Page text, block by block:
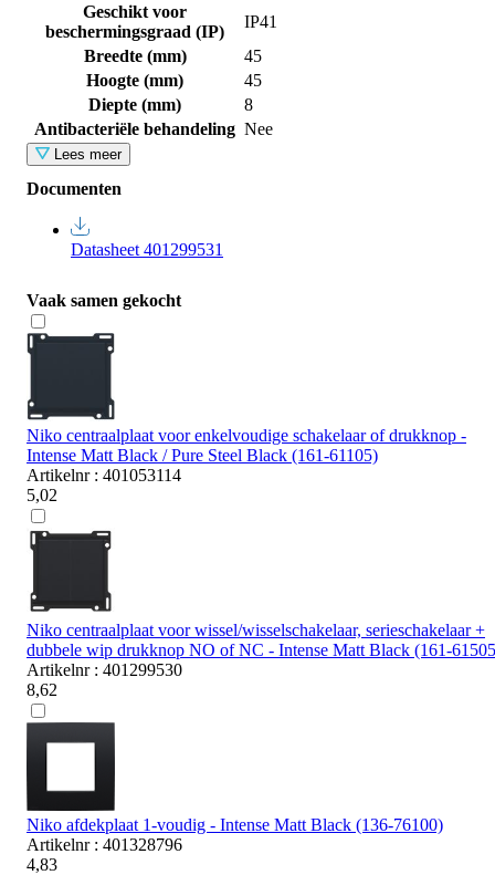
Geschikt voor
beschermingsgraad (IP)
IP41
Breedte (mm)
45
Hoogte (mm)
45
Diepte (mm)
8
Antibacteriële behandeling Nee
Lees meer
Documenten
Datasheet 401299531
Vaak samen gekocht
Niko centraalplaat voor enkelvoudige schakelaar of drukknop -
Intense Matt Black / Pure Steel Black (161-61105)
Artikelnr : 401053114
5,02
Niko centraalplaat voor wissel/wisselschakelaar, serieschakelaar +
dubbele wip drukknop NO of NC - Intense Matt Black (161-
Artikelnr : 401299530
8,62
Niko afdekplaat 1-voudig - Intense Matt Black (136-76100)
Artikelnr : 401328796
4,83